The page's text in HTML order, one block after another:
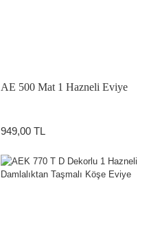
AE 500 Mat 1 Hazneli Eviye
949,00 TL